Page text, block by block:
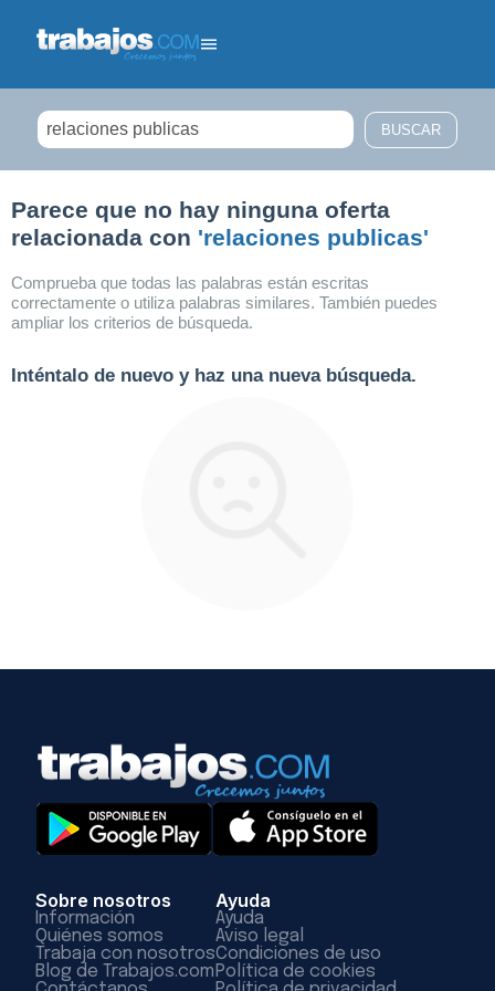
Parece que no hay ninguna oferta
relacionada con 'relaciones publicas'
Comprueba que todas las palabras están escritas
correctamente o utiliza palabras similares. También puedes
ampliar los criterios de búsqueda.
Inténtalo de nuevo y haz una nueva búsqueda.
Sobre nosotros
Información
Quiénes somos
Trabaja con nosotros
Blog de Trabajos.com
Ayuda
Ayuda
Aviso legal
Condiciones de uso
Política de cookies